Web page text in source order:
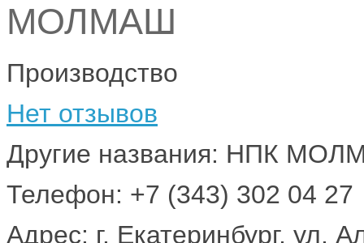
МОЛМАШ
Производство
Нет отзывов
Другие названия: НПК
Телефон: +7 (343) 302 04 27
Адрес: г. Екатеринбург, ул.